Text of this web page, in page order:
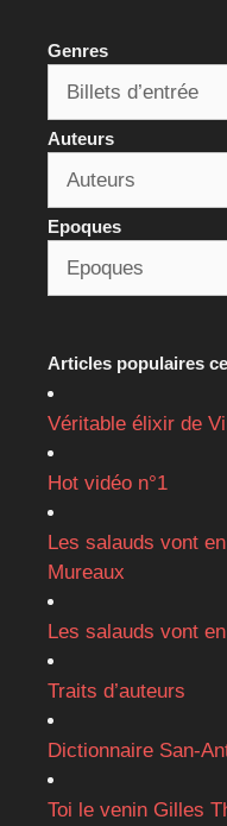
Genres
Auteurs
Epoques
Articles populaires
Véritable élixir de
Hot vidéo n°1
Les salauds vont
Mureaux
Les salauds vont
Traits d’auteurs
Dictionnaire San-
Toi le venin Gilles